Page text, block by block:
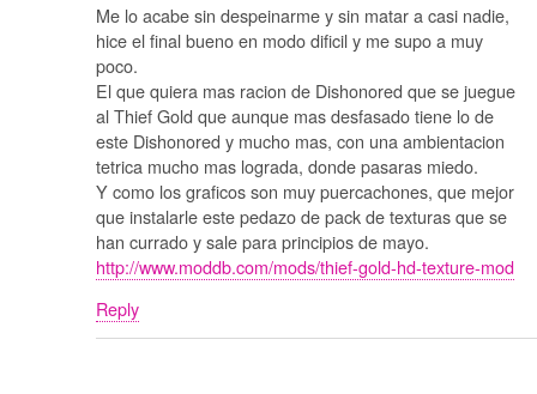
Me lo acabe sin despeinarme y sin matar a casi nadie,
hice el final bueno en modo dificil y me supo a muy
poco.
El que quiera mas racion de Dishonored que se juegue
al Thief Gold que aunque mas desfasado tiene lo de
este Dishonored y mucho mas, con una ambientacion
tetrica mucho mas lograda, donde pasaras miedo.
Y como los graficos son muy puercachones, que mejor
que instalarle este pedazo de pack de texturas que se
han currado y sale para principios de mayo.
http://www.moddb.com/mods/thief-gold-hd-texture-mod
Reply